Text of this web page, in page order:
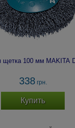
щетка 100 мм MAKITA
338грн.
Купить